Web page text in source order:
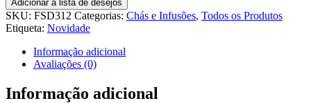
Adicionar à lista de desejos
SKU: FSD312 Categorias: Chás e Infusões, Todos os Produtos
Etiqueta: Novidade
Informação adicional
Avaliações (0)
Informação adicional